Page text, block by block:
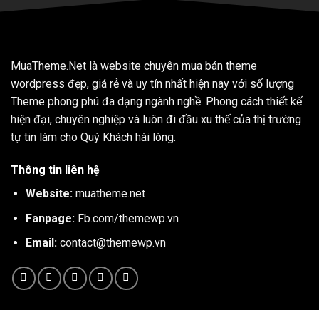
MuaTheme.Net là website chuyên mua bán theme
wordpress đẹp, giá rẻ và uy tín nhất hiện nay với số lượng
Theme phong phú đa dạng ngành nghề. Phong cách thiết kế
hiện đại, chuyên nghiệp và luôn đi đầu xu thế của thị trường
tự tin làm cho Quý Khách hài lòng.
Thông tin liên hệ
Website: muatheme.net
Fanpage: Fb.com/themewp.vn
Email: contact@themewp.vn